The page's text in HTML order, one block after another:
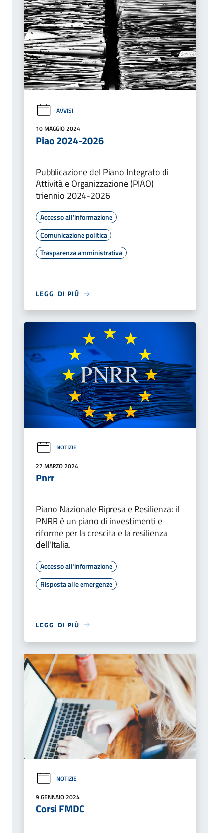
AVVISI
10 MAGGIO 2024
Piao 2024-2026
Pubblicazione del Piano Integrato di
Attività e Organizzazione (PIAO)
triennio 2024-2026
Accesso all'informazione
Comunicazione politica
Trasparenza amministrativa
LEGGI DI PIÙ
NOTIZIE
27 MARZO 2024
Pnrr
Piano Nazionale Ripresa e Resilienza: il
PNRR è un piano di investimenti e
riforme per la crescita e la resilienza
dell'Italia.
Accesso all'informazione
Risposta alle emergenze
LEGGI DI PIÙ
NOTIZIE
9 GENNAIO 2024
Corsi FMDC